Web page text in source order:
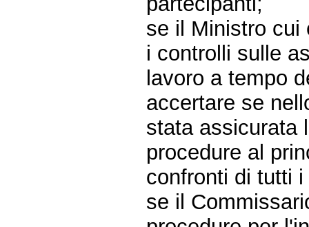
se il Ministro cui
i controlli sulle
lavoro a tempo
accertare se
stata assicurata
procedure al
confronti di tutti
se il